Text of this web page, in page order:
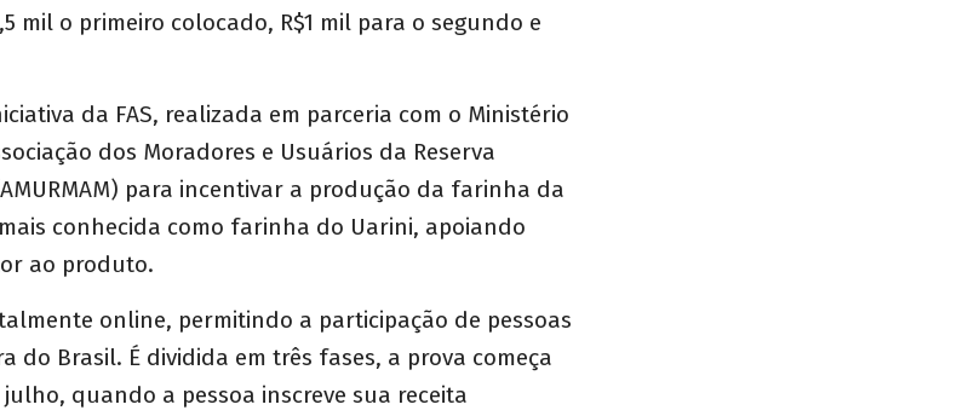
mil o primeiro colocado, R$1 mil para o segundo e
da FAS, realizada em parceria com o Ministério
dos Moradores e Usuários da Reserva
para incentivar a produção da farinha da
conhecida como farinha do Uarini, apoiando
ao produto.
online, permitindo a participação de pessoas
do Brasil. É dividida em três fases, a prova começa
quando a pessoa inscreve sua receita